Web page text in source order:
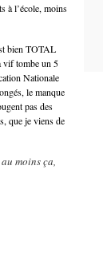
à l’école, moins
bien TOTAL
vif tombe un 5
Nationale
le manque
pas des
que je viens de
moins ça,